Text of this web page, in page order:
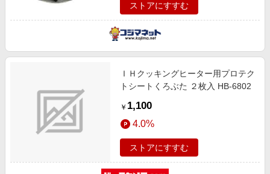
ストアにすすむ
ＩＨクッキングヒーター用プロテク
トシートくろぶた ２枚入 HB-6802
￥ 1,100
4.0%
ストアにすすむ